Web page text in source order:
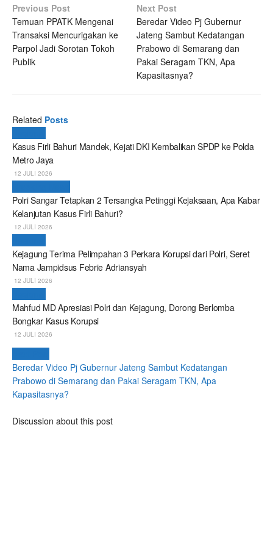
Previous Post
Temuan PPATK Mengenai
Transaksi Mencurigakan ke
Parpol Jadi Sorotan Tokoh
Publik
Next Post
Beredar Video Pj Gubernur
Jateng Sambut Kedatangan
Prabowo di Semarang dan
Pakai Seragam TKN, Apa
Kapasitasnya?
Related Posts
Kasus Firli Bahuri Mandek, Kejati DKI Kembalikan SPDP ke Polda
Metro Jaya
12 JULI 2026
Polri Sangar Tetapkan 2 Tersangka Petinggi Kejaksaan, Apa Kabar
Kelanjutan Kasus Firli Bahuri?
12 JULI 2026
Kejagung Terima Pelimpahan 3 Perkara Korupsi dari Polri, Seret
Nama Jampidsus Febrie Adriansyah
12 JULI 2026
Mahfud MD Apresiasi Polri dan Kejagung, Dorong Berlomba
Bongkar Kasus Korupsi
12 JULI 2026
Beredar Video Pj Gubernur Jateng Sambut Kedatangan
Prabowo di Semarang dan Pakai Seragam TKN, Apa
Kapasitasnya?
Discussion about this post